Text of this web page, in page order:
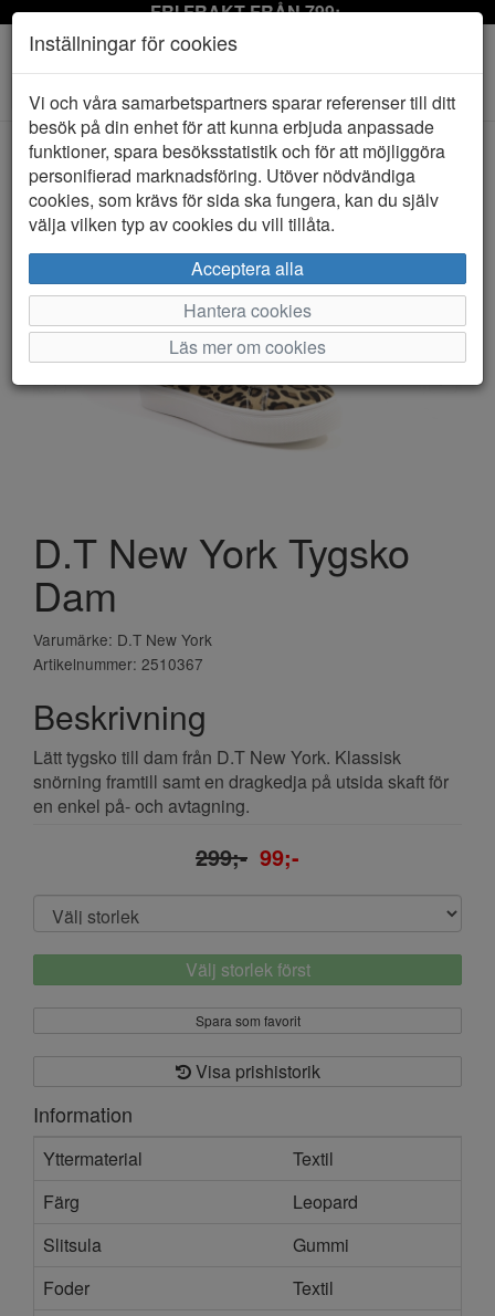
FRI FRAKT FRÅN 799:-
Toggle
navigation
HEM D.T NEW YORK
D.T New York Tygsko
Dam
Varumärke: D.T New York
Artikelnummer: 2510367
Beskrivning
Lätt tygsko till dam från D.T New York. Klassisk
snörning framtill samt en dragkedja på utsida skaft för
en enkel på- och avtagning.
299;- 99;-
Välj storlek först
Spara som favorit
Visa prishistorik
Information
Yttermaterial
Textil
Färg
Leopard
Slitsula
Gummi
Foder
Textil
Inställningar för cookies
Vi och våra samarbetspartners sparar referenser till ditt
besök på din enhet för att kunna erbjuda anpassade
funktioner, spara besöksstatistik och för att möjliggöra
personifierad marknadsföring. Utöver nödvändiga
cookies, som krävs för sida ska fungera, kan du själv
välja vilken typ av cookies du vill tillåta.
Acceptera alla
Hantera cookies
Läs mer om cookies